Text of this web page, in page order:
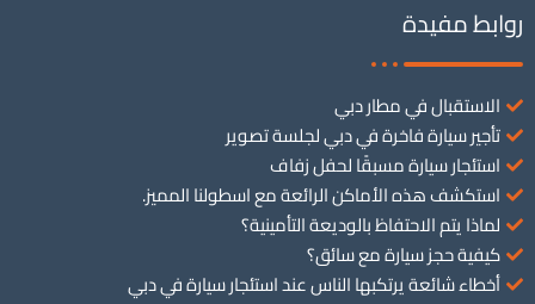
روابط مفيدة
الاستقبال في مطار دبي
تأجير سيارة فاخرة في دبي لجلسة تصوير
استئجار سيارة مسبقًا لحفل زفاف
استكشف هذه الأماكن الرائعة مع اسطولنا المميز.
لماذا يتم الاحتفاظ بالوديعة التأمينية؟
كيفية حجز سيارة مع سائق؟
أخطاء شائعة يرتكبها الناس عند استئجار سيارة في دبي